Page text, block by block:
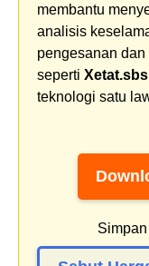
membantu
analisis
pengesanan
seperti Xetat.sbs
teknologi satu